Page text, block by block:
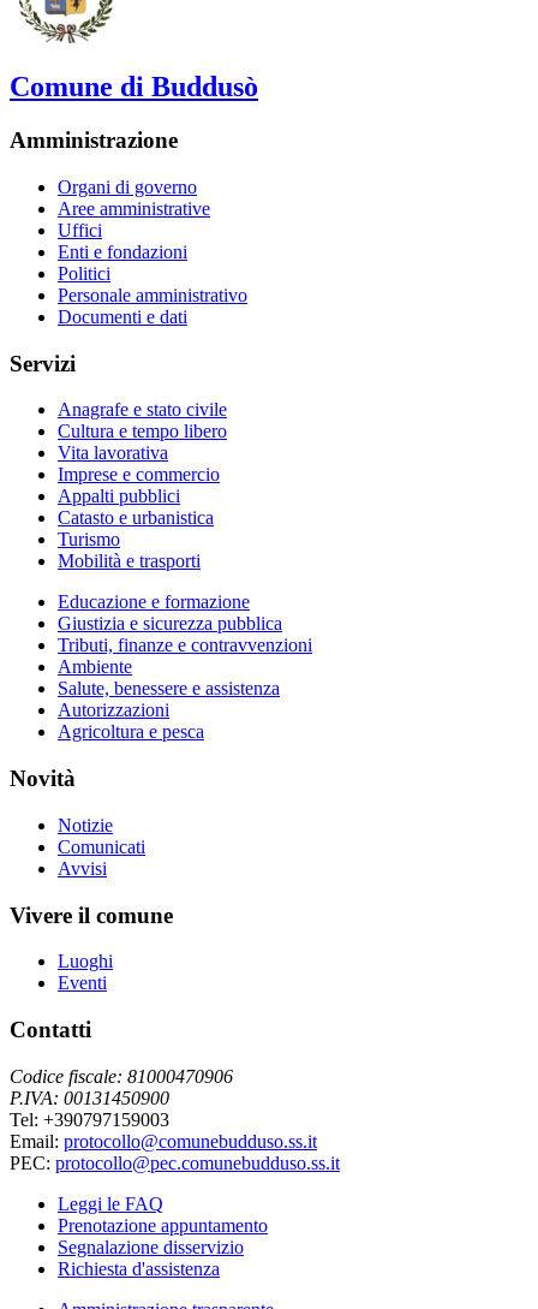
Comune di Buddusò
Amministrazione
Organi di governo
Aree amministrative
Uffici
Enti e fondazioni
Politici
Personale amministrativo
Documenti e dati
Servizi
Anagrafe e stato civile
Cultura e tempo libero
Vita lavorativa
Imprese e commercio
Appalti pubblici
Catasto e urbanistica
Turismo
Mobilità e trasporti
Educazione e formazione
Giustizia e sicurezza pubblica
Tributi, finanze e contravvenzioni
Ambiente
Salute, benessere e assistenza
Autorizzazioni
Agricoltura e pesca
Novità
Notizie
Comunicati
Avvisi
Vivere il comune
Luoghi
Eventi
Contatti
Codice fiscale: 81000470906
P.IVA: 00131450900
Tel: +390797159003
Email: protocollo@comunebudduso.ss.it
PEC: protocollo@pec.comunebudduso.ss.it
Leggi le FAQ
Prenotazione appuntamento
Segnalazione disservizio
Richiesta d'assistenza